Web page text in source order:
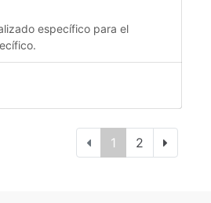
específico para el
1 2